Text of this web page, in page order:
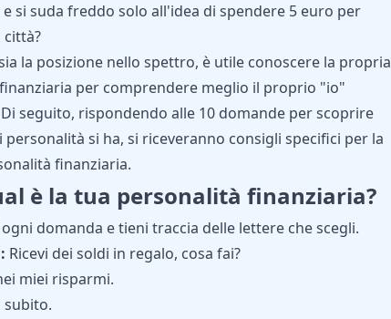
si suda freddo solo all'idea di spendere 5 euro per
la posizione nello spettro, è utile conoscere la propria
per comprendere meglio il proprio "io"
seguito, rispondendo alle 10 domande per scoprire
personalità si ha, si riceveranno consigli specifici per la
finanziaria.
è la tua personalità finanziaria?
domanda e tieni traccia delle lettere che scegli.
Ricevi dei soldi in regalo, cosa fai?
miei risparmi.
subito.